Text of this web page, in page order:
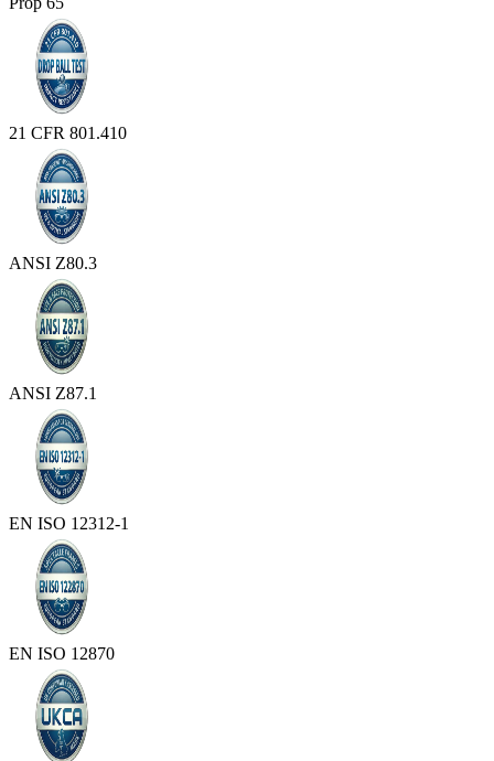
21 CFR 801.410
ANSI Z80.3
ANSI Z87.1
EN ISO 12312-1
EN ISO 12870